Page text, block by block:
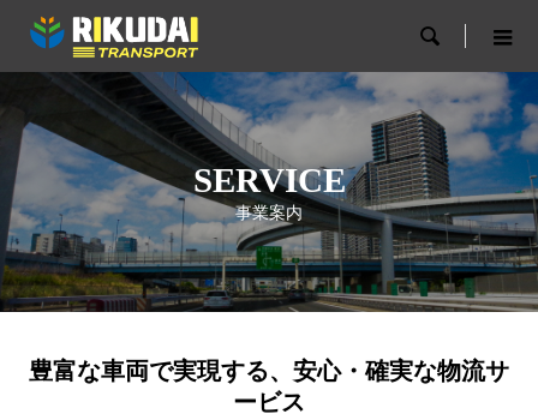

SERVICE 事業案内
SERVICE
事業案内
豊富な車両で実現する、安心・確実な物流サ
ービス